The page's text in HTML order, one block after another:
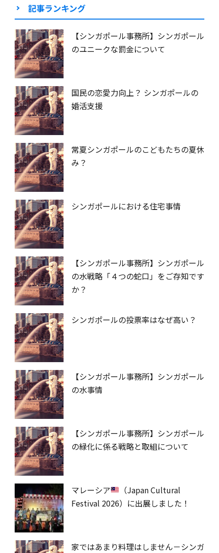
記事ランキング
【シンガポール事務所】シンガポール
のユニークな罰金について
国民の恋愛力向上？ シンガポールの
婚活支援
常夏シンガポールのこどもたちの夏休
み？
シンガポールにおける住宅事情
【シンガポール事務所】シンガポール
の水戦略「４つの蛇口」をご存知です
か？
シンガポールの投票率はなぜ高い？
【シンガポール事務所】シンガポール
の水事情
【シンガポール事務所】シンガポール
の緑化に係る戦略と取組について
マレーシア
（Japan Cultural
Festival 2026）に出展しました！
家ではあまり料理はしません－シンガ